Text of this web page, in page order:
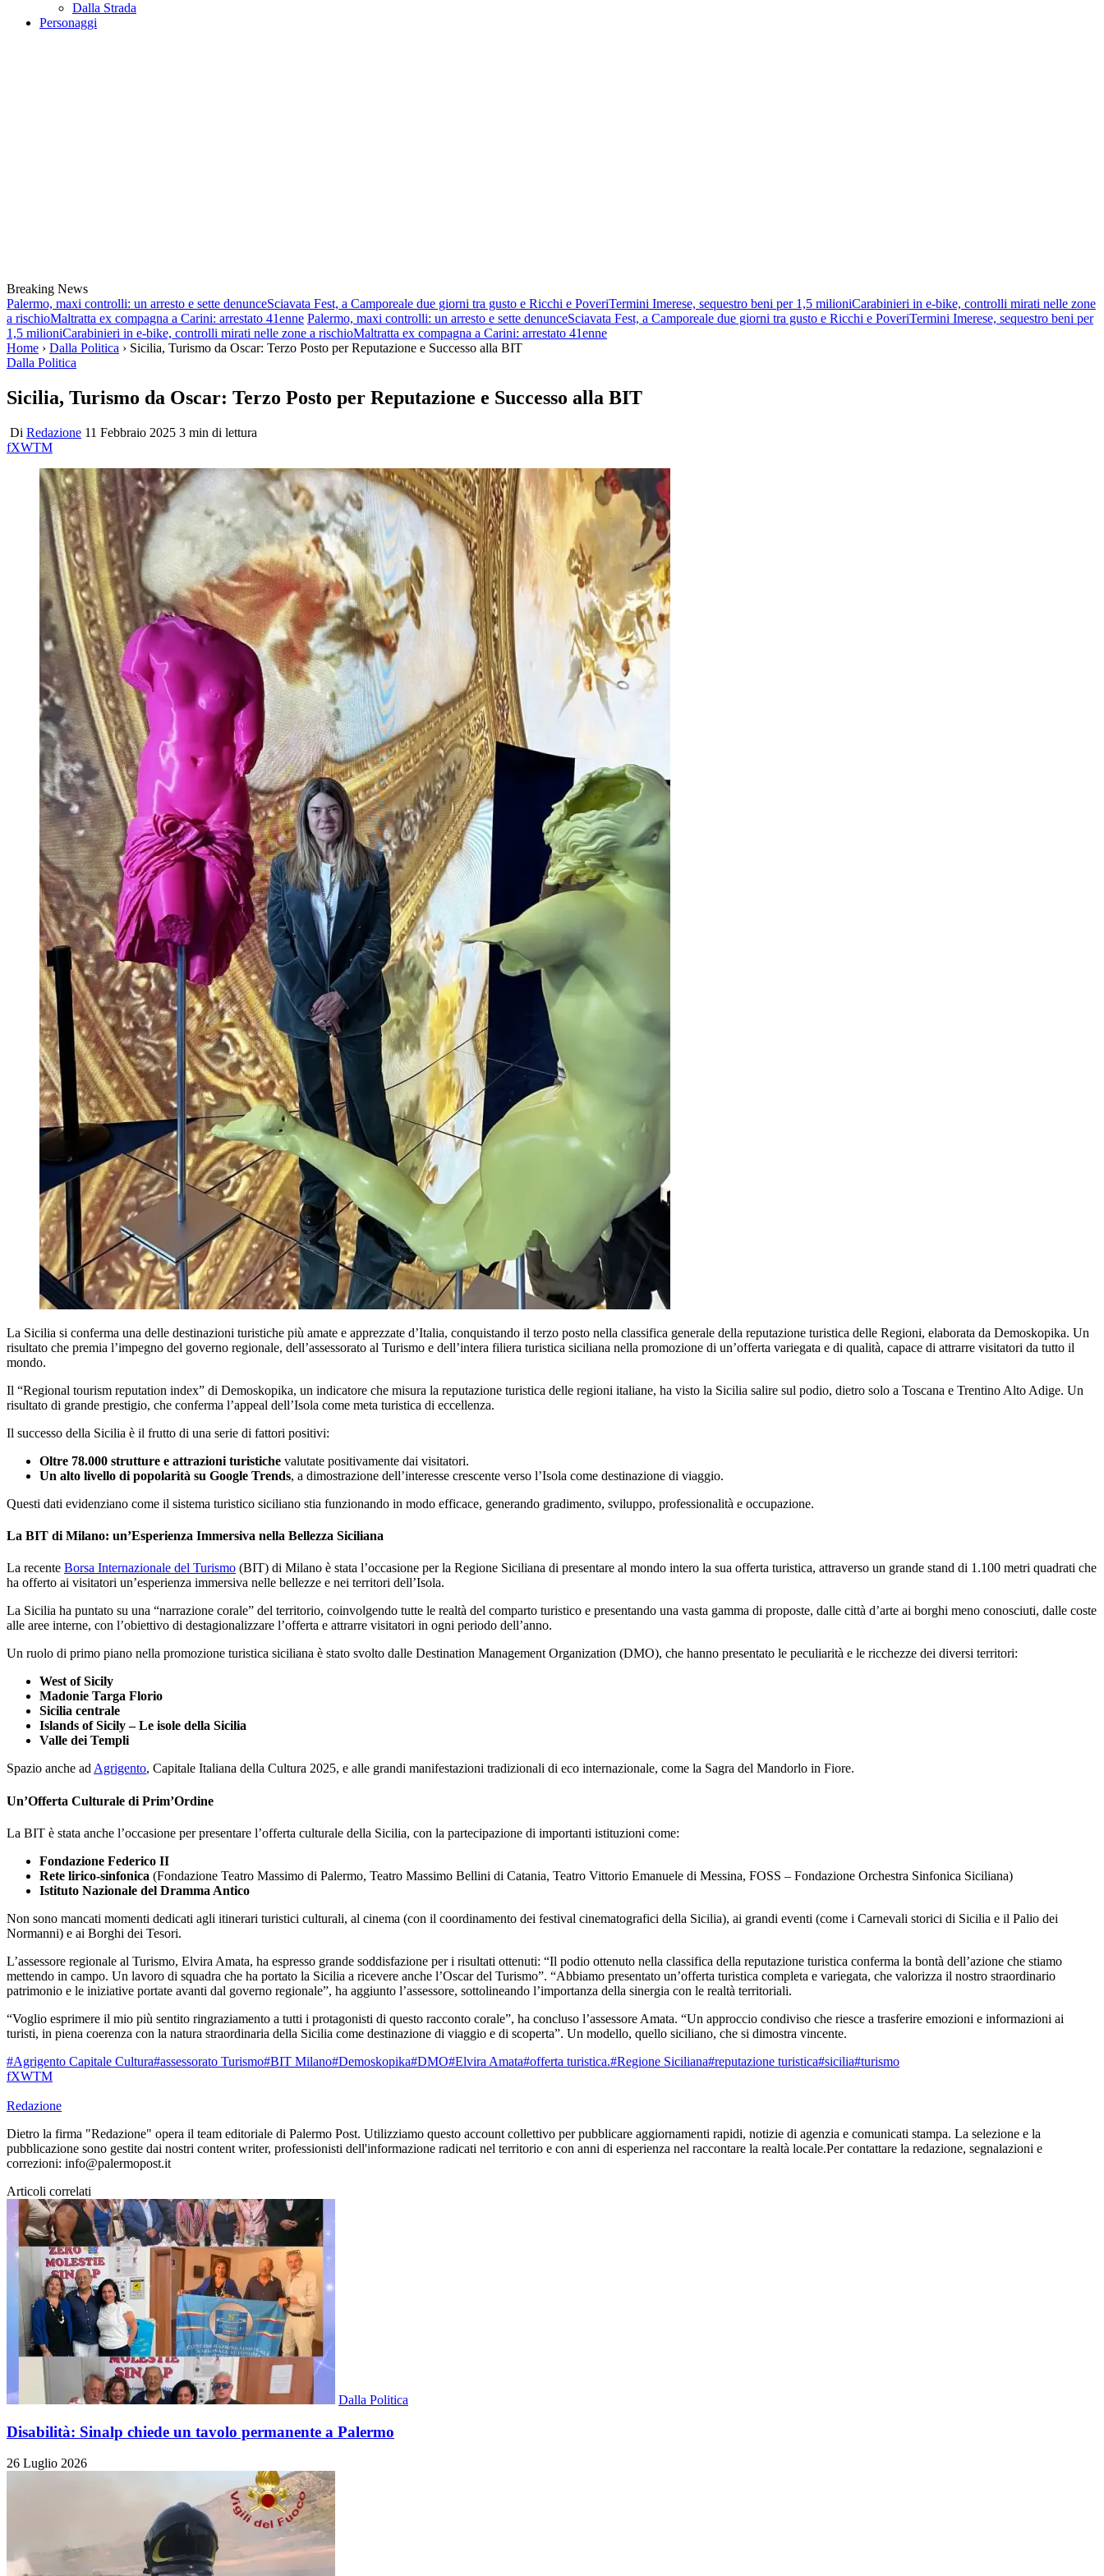
Dalla Strada
Personaggi
Breaking News
Palermo, maxi controlli: un arresto e sette denunceSciavata Fest, a Camporeale due giorni tra gusto e Ricchi e PoveriTermini Imerese, sequestro beni per 1,5 milioniCarabinieri in e-bike, controlli mirati nelle zone
a rischioMaltratta ex compagna a Carini: arrestato 41enne Palermo, maxi controlli: un arresto e sette denunceSciavata Fest, a Camporeale due giorni tra gusto e Ricchi e PoveriTermini Imerese, sequestro beni per
1,5 milioniCarabinieri in e-bike, controlli mirati nelle zone a rischioMaltratta ex compagna a Carini: arrestato 41enne
Home › Dalla Politica › Sicilia, Turismo da Oscar: Terzo Posto per Reputazione e Successo alla BIT
Dalla Politica
Sicilia, Turismo da Oscar: Terzo Posto per Reputazione e Successo alla BIT
Di Redazione 11 Febbraio 2025 3 min di lettura
fXWTM
La Sicilia si conferma una delle destinazioni turistiche più amate e apprezzate d’Italia, conquistando il terzo posto nella classifica generale della reputazione turistica delle Regioni, elaborata da Demoskopika. Un
risultato che premia l’impegno del governo regionale, dell’assessorato al Turismo e dell’intera filiera turistica siciliana nella promozione di un’offerta variegata e di qualità, capace di attrarre visitatori da tutto il
mondo.
Il “Regional tourism reputation index” di Demoskopika, un indicatore che misura la reputazione turistica delle regioni italiane, ha visto la Sicilia salire sul podio, dietro solo a Toscana e Trentino Alto Adige. Un
risultato di grande prestigio, che conferma l’appeal dell’Isola come meta turistica di eccellenza.
Il successo della Sicilia è il frutto di una serie di fattori positivi:
Oltre 78.000 strutture e attrazioni turistiche valutate positivamente dai visitatori.
Un alto livello di popolarità su Google Trends, a dimostrazione dell’interesse crescente verso l’Isola come destinazione di viaggio.
Questi dati evidenziano come il sistema turistico siciliano stia funzionando in modo efficace, generando gradimento, sviluppo, professionalità e occupazione.
La BIT di Milano: un’Esperienza Immersiva nella Bellezza Siciliana
La recente Borsa Internazionale del Turismo (BIT) di Milano è stata l’occasione per la Regione Siciliana di presentare al mondo intero la sua offerta turistica, attraverso un grande stand di 1.100 metri quadrati che
ha offerto ai visitatori un’esperienza immersiva nelle bellezze e nei territori dell’Isola.
La Sicilia ha puntato su una “narrazione corale” del territorio, coinvolgendo tutte le realtà del comparto turistico e presentando una vasta gamma di proposte, dalle città d’arte ai borghi meno conosciuti, dalle coste
alle aree interne, con l’obiettivo di destagionalizzare l’offerta e attrarre visitatori in ogni periodo dell’anno.
Un ruolo di primo piano nella promozione turistica siciliana è stato svolto dalle Destination Management Organization (DMO), che hanno presentato le peculiarità e le ricchezze dei diversi territori:
West of Sicily
Madonie Targa Florio
Sicilia centrale
Islands of Sicily – Le isole della Sicilia
Valle dei Templi
Spazio anche ad Agrigento, Capitale Italiana della Cultura 2025, e alle grandi manifestazioni tradizionali di eco internazionale, come la Sagra del Mandorlo in Fiore.
Un’Offerta Culturale di Prim’Ordine
La BIT è stata anche l’occasione per presentare l’offerta culturale della Sicilia, con la partecipazione di importanti istituzioni come:
Fondazione Federico II
Rete lirico-sinfonica (Fondazione Teatro Massimo di Palermo, Teatro Massimo Bellini di Catania, Teatro Vittorio Emanuele di Messina, FOSS – Fondazione Orchestra Sinfonica Siciliana)
Istituto Nazionale del Dramma Antico
Non sono mancati momenti dedicati agli itinerari turistici culturali, al cinema (con il coordinamento dei festival cinematografici della Sicilia), ai grandi eventi (come i Carnevali storici di Sicilia e il Palio dei
Normanni) e ai Borghi dei Tesori.
L’assessore regionale al Turismo, Elvira Amata, ha espresso grande soddisfazione per i risultati ottenuti: “Il podio ottenuto nella classifica della reputazione turistica conferma la bontà dell’azione che stiamo
mettendo in campo. Un lavoro di squadra che ha portato la Sicilia a ricevere anche l’Oscar del Turismo”. “Abbiamo presentato un’offerta turistica completa e variegata, che valorizza il nostro straordinario
patrimonio e le iniziative portate avanti dal governo regionale”, ha aggiunto l’assessore, sottolineando l’importanza della sinergia con le realtà territoriali.
“Voglio esprimere il mio più sentito ringraziamento a tutti i protagonisti di questo racconto corale”, ha concluso l’assessore Amata. “Un approccio condiviso che riesce a trasferire emozioni e informazioni ai
turisti, in piena coerenza con la natura straordinaria della Sicilia come destinazione di viaggio e di scoperta”. Un modello, quello siciliano, che si dimostra vincente.
#Agrigento Capitale Cultura#assessorato Turismo#BIT Milano#Demoskopika#DMO#Elvira Amata#offerta turistica.#Regione Siciliana#reputazione turistica#sicilia#turismo
fXWTM
Redazione
Dietro la firma "Redazione" opera il team editoriale di Palermo Post. Utilizziamo questo account collettivo per pubblicare aggiornamenti rapidi, notizie di agenzia e comunicati stampa. La selezione e la
pubblicazione sono gestite dai nostri content writer, professionisti dell'informazione radicati nel territorio e con anni di esperienza nel raccontare la realtà locale.Per contattare la redazione, segnalazioni e
correzioni: info@palermopost.it
Articoli correlati
Dalla Politica
Disabilità: Sinalp chiede un tavolo permanente a Palermo
26 Luglio 2026